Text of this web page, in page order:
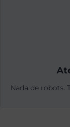
Nada de robots.